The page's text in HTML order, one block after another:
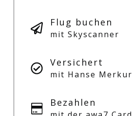
Flug buchen
mit Skyscanner
Versichert
mit Hanse Merkur
Bezahlen